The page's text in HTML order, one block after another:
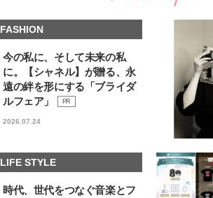
FASHION
今の私に、そして未来の私
に。【シャネル】が贈る、永
遠の絆を形にする「ブライダ
ルフェア」
PR
2026.07.24
LIFE STYLE
時代、世代をつなぐ音楽とフ
【JJ専属モデルの素顔
ィ大好き！ 松川 星のお
【J’s Picks】悲しい経
着いた…J-BOY三上龍
い“オールインワン”ア
ューティ＆ファッショ
徹底した日焼けケア！
ばん大切なのは…〈ビュ
ファッション夏の必需